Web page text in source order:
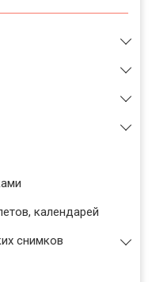
календарей
снимков